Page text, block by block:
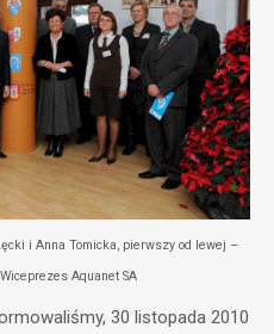
i Anna Tomicka, pierwszy od lewej –
Aquanet SA
30 listopada 2010